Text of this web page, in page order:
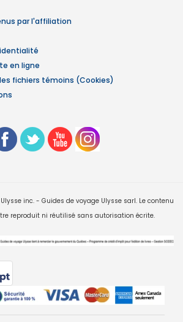
par l'affiliation
en ligne
fichiers témoins (Cookies)
inc. - Guides de voyage Ulysse sarl. Le contenu
reproduit ni réutilisé sans autorisation écrite.